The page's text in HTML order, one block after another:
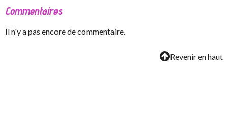
Commentaires
Il n'y a pas encore de commentaire.
Revenir en haut